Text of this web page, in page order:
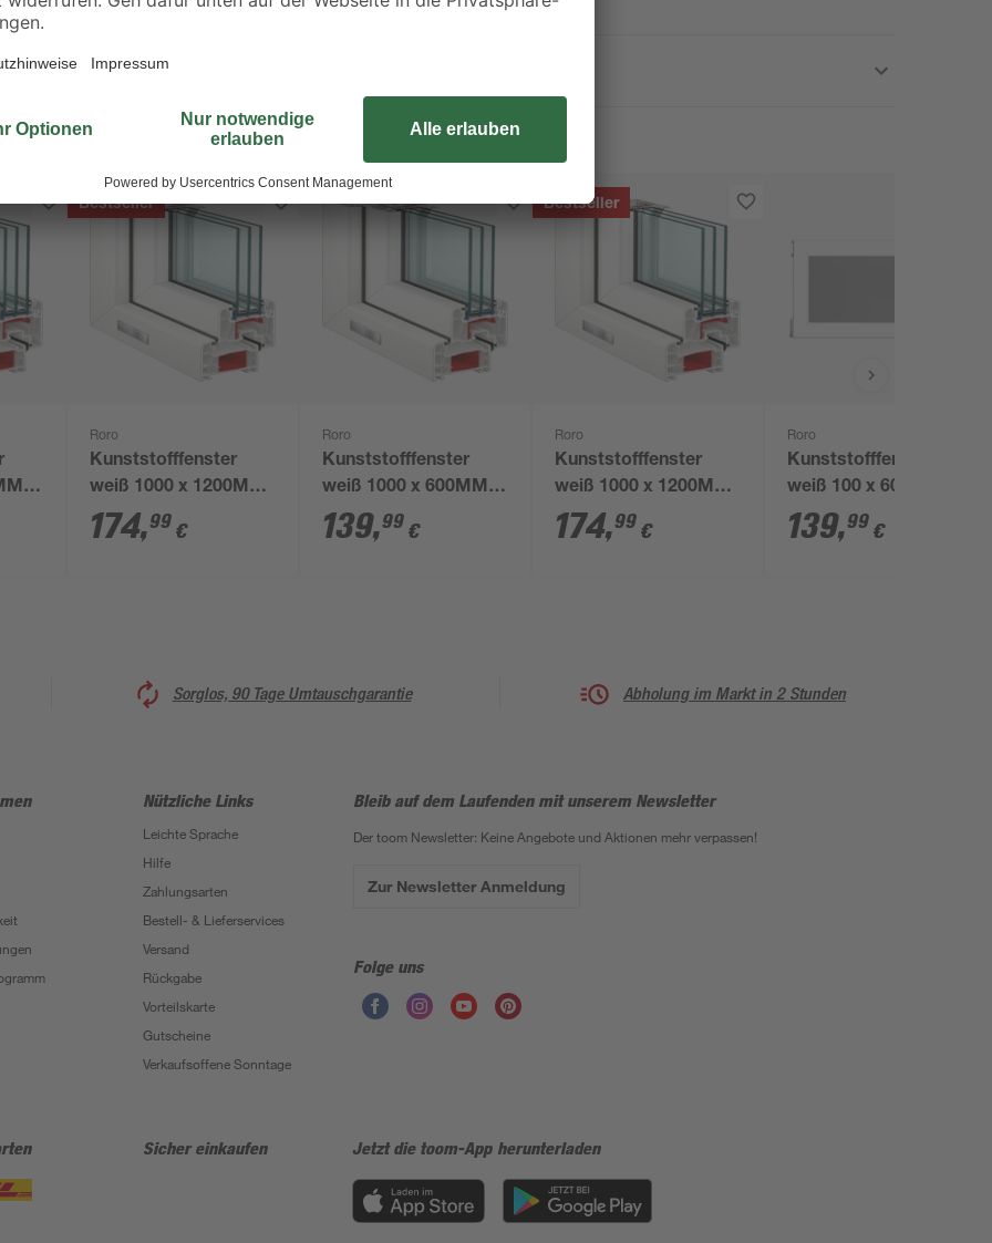
Bestseller
Roro
Kunststofffenster
weiß 1000 x 1200MM
DIN R
174,99 €
Roro
Kunststofffenster
weiß 1000 x 600MM
DIN L
139,99 €
Bestseller
Roro
Kunststofffenster
weiß 1000 x 1200MM
DIN L
174,99 €
Roro
Kunststofffenster
weiß 100 x 60 cm, 3-
fach Verglasung
139,99 €
Sorglos, 90 Tage Umtauschgarantie Abholung im Markt in 2 Stunden
Nützliche Links
Leichte Sprache
Hilfe
Zahlungsarten
Bestell- & Lieferservices
Versand
Rückgabe
Vorteilskarte
Gutscheine
Verkaufsoffene Sonntage
Bleib auf dem Laufenden mit unserem Newsletter
Der toom Newsletter: Keine Angebote und Aktionen mehr verpassen!
Zur Newsletter Anmeldung
Folge uns
Sicher einkaufen Jetzt die toom-App herunterladen